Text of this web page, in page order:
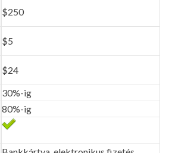
$250
$5
$24
30%-ig
80%-ig